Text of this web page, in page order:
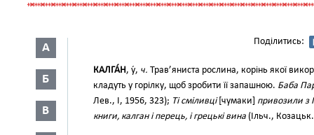
А
Б
В
Поділитись:
КАЛГА́Н, у́, ч. Трав’яниста рослина, корінь якої
кладуть у горілку, щоб зробити її запашною. Баба
Лев., I, 1956, 323); Ті сміливці[чумаки] привозили з
книги, калган і перець, і грецькі вина (Ільч.,